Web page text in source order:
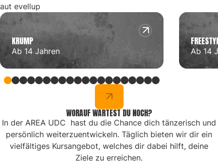
aut evellup
KRUMP
Ab 14 Jahren Ab 14
WORAUF WARTEST DU NOCH?
In der AREA UDC hast du die Chance dich tänzerisch und
persönlich weiterzuentwickeln. Täglich bieten wir dir ein
vielfältiges Kursangebot, welches dir dabei hilft, deine
Ziele zu erreichen.